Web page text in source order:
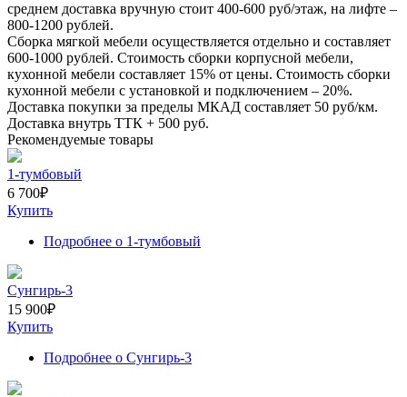
среднем доставка вручную стоит 400-600 руб/этаж, на лифте –
800-1200 рублей.
Сборка мягкой мебели осуществляется отдельно и составляет
600-1000 рублей. Стоимость сборки корпусной мебели,
кухонной мебели составляет 15% от цены. Стоимость сборки
кухонной мебели с установкой и подключением – 20%.
Доставка покупки за пределы МКАД составляет 50 руб/км.
Доставка внутрь ТТК + 500 руб.
Рекомендуемые товары
1-тумбовый
6 700₽
Купить
Подробнее о 1-тумбовый
Сунгирь-3
15 900₽
Купить
Подробнее о Сунгирь-3